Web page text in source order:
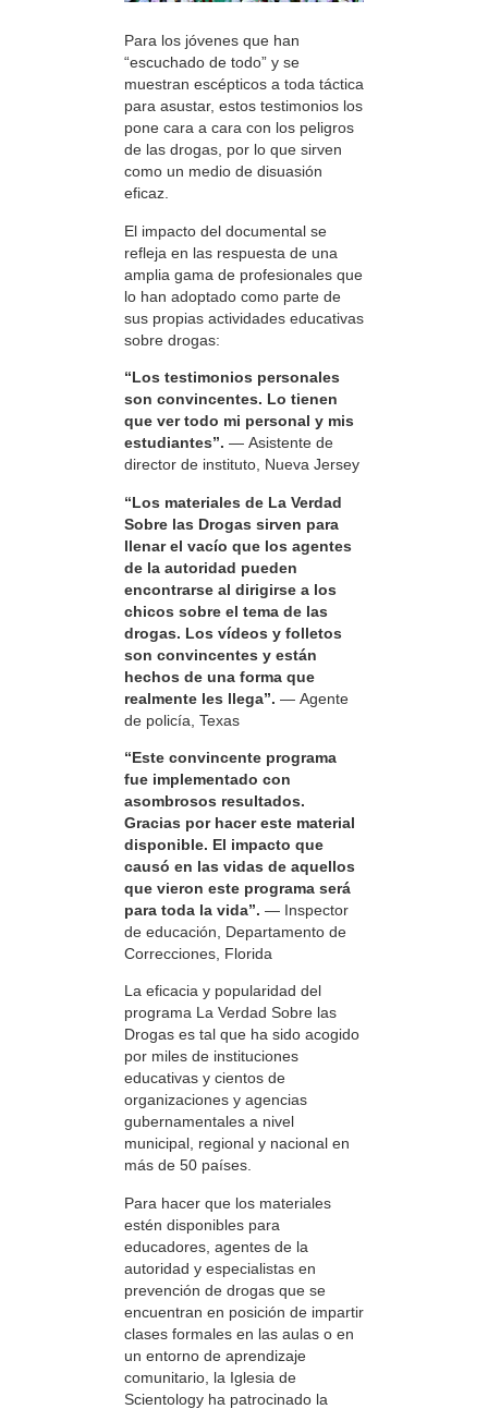
Para los jóvenes que han
“escuchado de todo” y se
muestran escépticos a toda táctica
para asustar, estos testimonios los
pone cara a cara con los peligros
de las drogas, por lo que sirven
como un medio de disuasión
eficaz.
El impacto del documental se
refleja en las respuesta de una
amplia gama de profesionales que
lo han adoptado como parte de
sus propias actividades educativas
sobre drogas:
“Los testimonios personales
son convincentes. Lo tienen
que ver todo mi personal y mis
estudiantes”. — Asistente de
director de instituto, Nueva Jersey
“Los materiales de La Verdad
Sobre las Drogas sirven para
llenar el vacío que los agentes
de la autoridad pueden
encontrarse al dirigirse a los
chicos sobre el tema de las
drogas. Los vídeos y folletos
son convincentes y están
hechos de una forma que
realmente les llega”. — Agente
de policía, Texas
“Este convincente programa
fue implementado con
asombrosos resultados.
Gracias por hacer este material
disponible. El impacto que
causó en las vidas de aquellos
que vieron este programa será
para toda la vida”. — Inspector
de educación, Departamento de
Correcciones, Florida
La eficacia y popularidad del
programa La Verdad Sobre las
Drogas es tal que ha sido acogido
por miles de instituciones
educativas y cientos de
organizaciones y agencias
gubernamentales a nivel
municipal, regional y nacional en
más de 50 países.
Para hacer que los materiales
estén disponibles para
educadores, agentes de la
autoridad y especialistas en
prevención de drogas que se
encuentran en posición de impartir
clases formales en las aulas o en
un entorno de aprendizaje
comunitario, la Iglesia de
Scientology ha patrocinado la